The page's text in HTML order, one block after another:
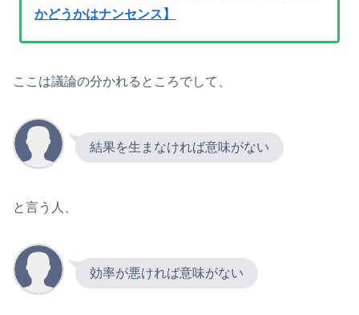
かどうかはナンセンス】
ここは議論の分かれるところでして、
結果を生まなければ意味がない
と言う人、
効率が悪ければ意味がない